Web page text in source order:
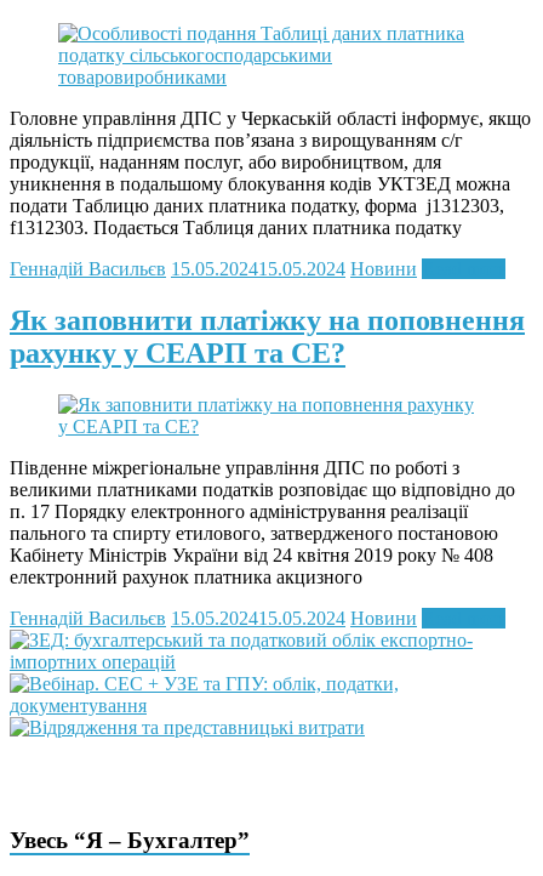
Головне управління ДПС у Черкаській області інформує, якщо
діяльність підприємства пов’язана з вирощуванням с/г
продукції, наданням послуг, або виробництвом, для
уникнення в подальшому блокування кодів УКТЗЕД можна
подати Таблицю даних платника податку, форма j1312303,
f1312303. Подається Таблиця даних платника податку
Геннадій Васильєв 15.05.202415.05.2024 Новини
Як заповнити платіжку на поповнення
рахунку у СЕАРП та СЕ?
Південне міжрегіональне управління ДПС по роботі з
великими платниками податків розповідає що відповідно до
п. 17 Порядку електронного адміністрування реалізації
пального та спирту етилового, затвердженого постановою
Кабінету Міністрів України від 24 квітня 2019 року № 408
електронний рахунок платника акцизного
Геннадій Васильєв 15.05.202415.05.2024 Новини
Увесь “Я – Бухгалтер”